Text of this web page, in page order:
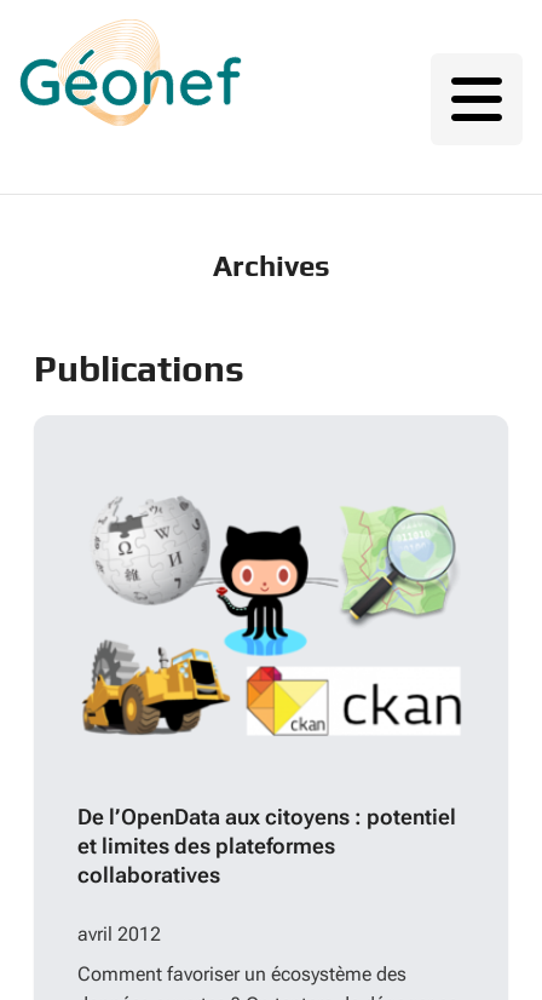
Archives
Publications
De l’OpenData aux citoyens : potentiel
et limites des plateformes
collaboratives
avril 2012
Comment favoriser un écosystème des